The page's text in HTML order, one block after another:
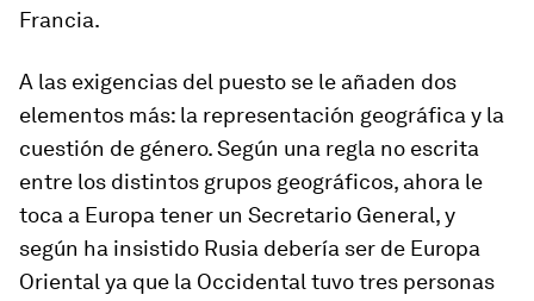
Francia.
A las exigencias del puesto se le añaden dos
elementos más: la representación geográfica y la
cuestión de género. Según una regla no escrita
entre los distintos grupos geográficos, ahora le
toca a Europa tener un Secretario General, y
según ha insistido Rusia debería ser de Europa
Oriental ya que la Occidental tuvo tres personas